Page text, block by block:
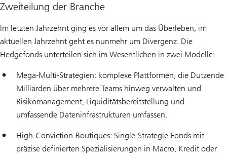
Zweiteilung der Branche
Im letzten Jahrzehnt ging es vor allem um das Überleben, im
aktuellen Jahrzehnt geht es nunmehr um Divergenz. Die
Hedgefonds unterteilen sich im Wesentlichen in zwei Modelle:
Mega-Multi-Strategien: komplexe Plattformen, die Dutzende
Milliarden über mehrere Teams hinweg verwalten und
Risikomanagement, Liquiditätsbereitstellung und
umfassende Dateninfrastrukturen umfassen.
High-Conviction-Boutiques: Single-Strategie-Fonds mit
präzise definierten Spezialisierungen in Macro, Kredit oder